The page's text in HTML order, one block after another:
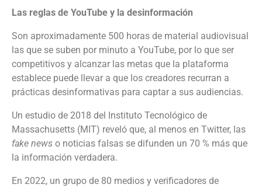
Las reglas de YouTube y la desinformación
Son aproximadamente 500 horas de material audiovisual
las que se suben por minuto a YouTube, por lo que ser
competitivos y alcanzar las metas que la plataforma
establece puede llevar a que los creadores recurran a
prácticas desinformativas para captar a sus audiencias.
Un estudio de 2018 del Instituto Tecnológico de
Massachusetts (MIT) reveló que, al menos en Twitter, las
fake news o noticias falsas se difunden un 70 % más que
la información verdadera.
En 2022, un grupo de 80 medios y verificadores de